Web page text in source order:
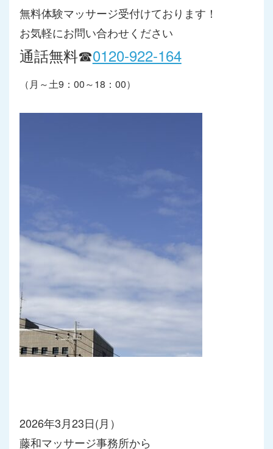
無料体験マッサージ受付けております！
お気軽にお問い合わせください
通話無料☎0120-922-164
（月～土9：00～18：00）
2026年3月23日(月）
藤和マッサージ事務所から